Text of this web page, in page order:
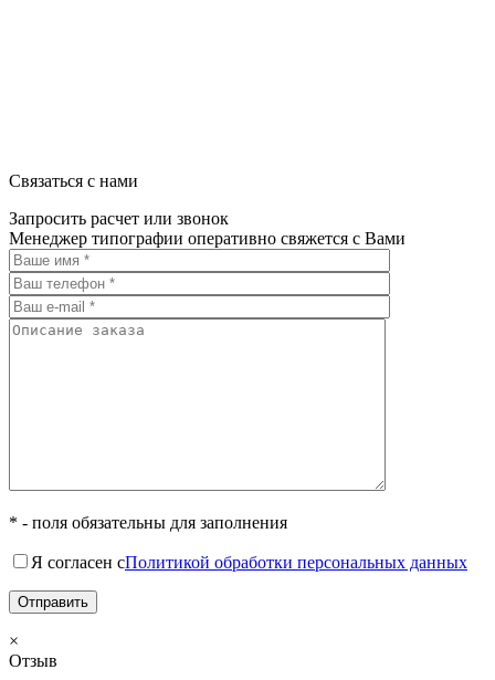
Связаться с нами
Запросить расчет или звонок
Менеджер типографии оперативно свяжется с Вами
* - поля обязательны для заполнения
Я согласен сПолитикой обработки персональных данных
×
Отзыв